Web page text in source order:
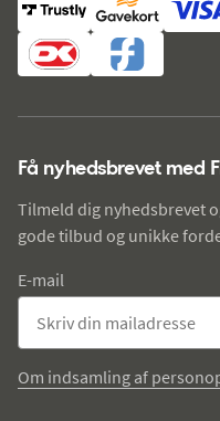
Få nyhedsbrevet med
Tilmeld dig nyhedsbrevet
gode tilbud og unikke
E-mail
Om indsamling af